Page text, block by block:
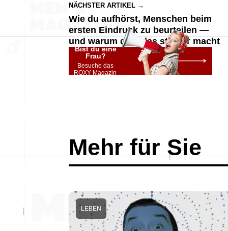
NÄCHSTER ARTIKEL →
Wie du aufhörst, Menschen beim
ersten Eindruck zu beurteilen —
und warum dich das stärker macht
Bist du eine
Frau?
Besuche das
ROXY-Magazin
Mehr für Sie
LEBEN